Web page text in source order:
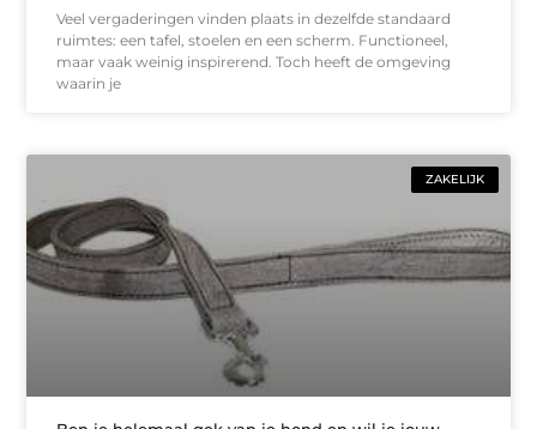
Veel vergaderingen vinden plaats in dezelfde standaard
ruimtes: een tafel, stoelen en een scherm. Functioneel,
maar vaak weinig inspirerend. Toch heeft de omgeving
waarin je
ZAKELIJK